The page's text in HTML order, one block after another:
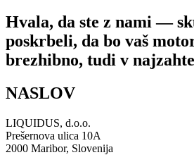
Hvala, da ste z nami —
poskrbeli, da bo vaš
brezhibno, tudi v
NASLOV
LIQUIDUS, d.o.o.
Prešernova ulica 10A
2000 Maribor, Slovenija